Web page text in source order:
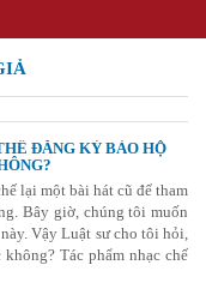
ĐĂNG KÝ BẢO HỘ
lại một bài hát cũ để tham
Bây giờ, chúng tôi muốn
Vậy Luật sư cho tôi hỏi,
Tác phẩm nhạc chế